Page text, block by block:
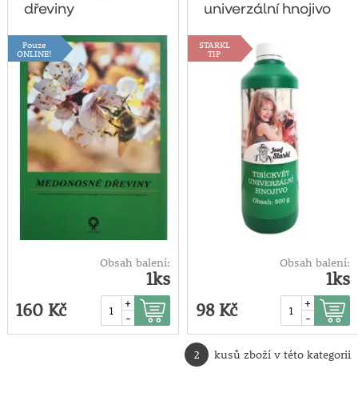
dřeviny
Pouze
ONLINE!
Obsah balení:
1ks
160 Kč
+
-
univerzální hnojivo
STARKL
TIP
Obsah balení:
1ks
98 Kč
+
-
2 kusů zboží v této kategorii